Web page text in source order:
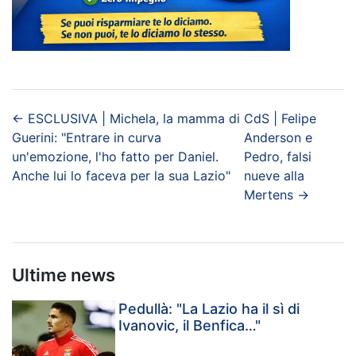
← ESCLUSIVA | Michela, la mamma di
Guerini: "Entrare in curva
un'emozione, l'ho fatto per Daniel.
Anche lui lo faceva per la sua Lazio"
CdS | Felipe
Anderson e
Pedro, falsi
nueve alla
Mertens →
Ultime news
Pedullà: "La Lazio ha il sì di
Ivanovic, il Benfica…"